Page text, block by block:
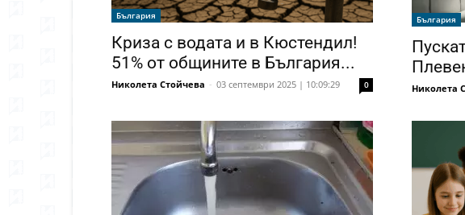
България
Криза с водата и в Кюстендил!
51% от общините в България...
Николета Стойчева - 03 септември 2025 | 10:09:29 0
България
Николета